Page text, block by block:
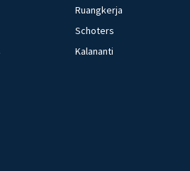
Ruangkerja
Schoters
Kalananti